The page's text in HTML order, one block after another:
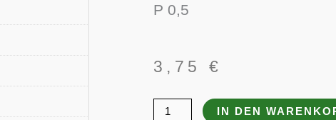
P 0,5
3,75 €
Ceratostigma
IN DEN